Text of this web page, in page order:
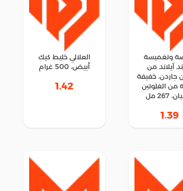
وتغميسة
آيلاند من
جاردن، خفيفة
من الغلوتين
267 مل
1.39
العلالي خليط كيك
أبيض، 500 غرام
1.42